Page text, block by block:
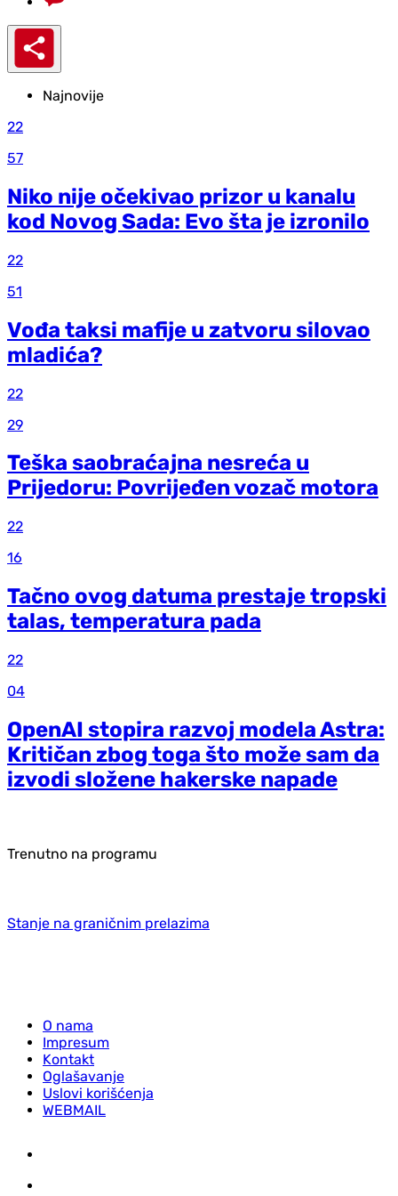
Najnovije
22
57
Niko nije očekivao prizor u kanalu
kod Novog Sada: Evo šta je izronilo
22
51
Vođa taksi mafije u zatvoru silovao
mladića?
22
29
Teška saobraćajna nesreća u
Prijedoru: Povrijeđen vozač motora
22
16
Tačno ovog datuma prestaje tropski
talas, temperatura pada
22
04
OpenAI stopira razvoj modela Astra:
Kritičan zbog toga što može sam da
izvodi složene hakerske napade
Trenutno na programu
Stanje na graničnim prelazima
O nama
Impresum
Kontakt
Oglašavanje
Uslovi korišćenja
WEBMAIL